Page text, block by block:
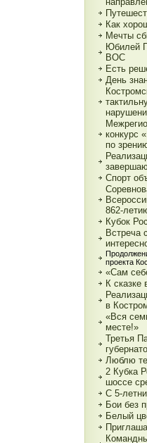
Как
Мечты
Юбилей
ВОС
Есть
День
конкурс
по
Спорт
862-
Кубок
Встреча
проекта
«Сам
К сказке
в
«Вся
месте!»
Третья
Люблю
2 Кубка
шоссе
С 5-
Бои без
Белый